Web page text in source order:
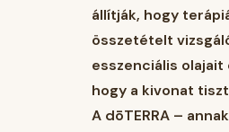
állítják, hogy
összetételt
esszenciális
hogy a kivonat
A dōTERRA –